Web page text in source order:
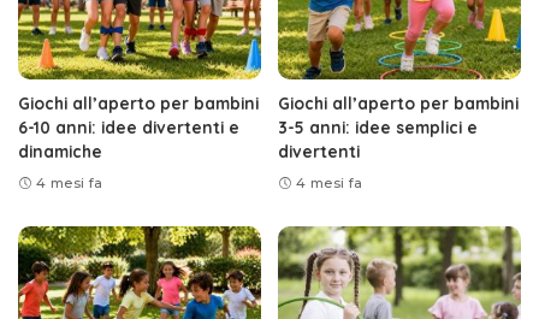
Giochi all’aperto per bambini
6-10 anni: idee divertenti e
dinamiche
4 mesi fa
Giochi all’aperto per bambini
3-5 anni: idee semplici e
divertenti
4 mesi fa